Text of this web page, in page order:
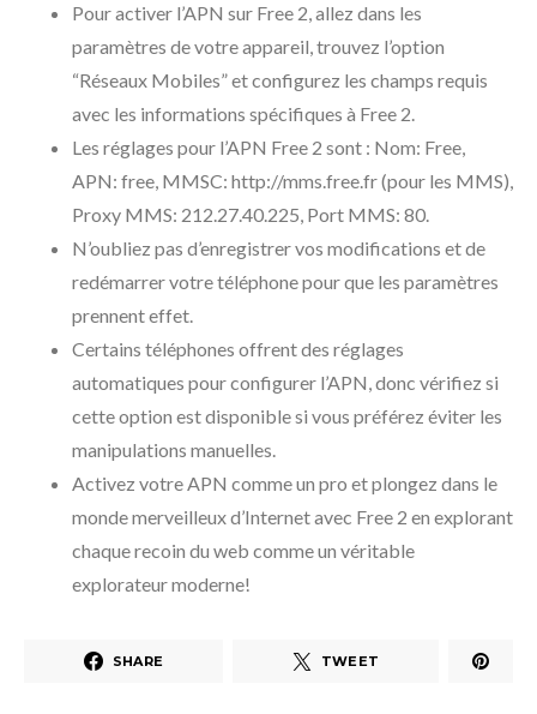
Pour activer l’APN sur Free 2, allez dans les
paramètres de votre appareil, trouvez l’option
“Réseaux Mobiles” et configurez les champs requis
avec les informations spécifiques à Free 2.
Les réglages pour l’APN Free 2 sont : Nom: Free,
APN: free, MMSC: http://mms.free.fr (pour les MMS),
Proxy MMS: 212.27.40.225, Port MMS: 80.
N’oubliez pas d’enregistrer vos modifications et de
redémarrer votre téléphone pour que les paramètres
prennent effet.
Certains téléphones offrent des réglages
automatiques pour configurer l’APN, donc vérifiez si
cette option est disponible si vous préférez éviter les
manipulations manuelles.
Activez votre APN comme un pro et plongez dans le
monde merveilleux d’Internet avec Free 2 en explorant
chaque recoin du web comme un véritable
explorateur moderne!
SHARE TWEET